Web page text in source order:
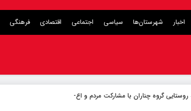
اخبار شهرستان‌ها سیاسی اجتماعی اقتصادی فرهنگی
گروه چناران با مشارکت مردم و اعتبارات دولت